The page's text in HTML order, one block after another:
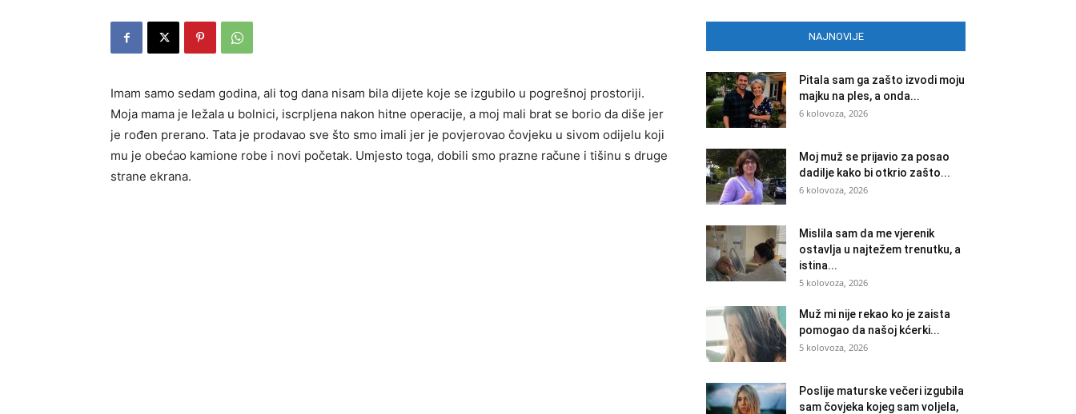
Imam samo sedam godina, ali tog dana nisam bila dijete koje se izgubilo u pogrešnoj prostoriji.
Moja mama je ležala u bolnici, iscrpljena nakon hitne operacije, a moj mali brat se borio da diše jer
je rođen prerano. Tata je prodavao sve što smo imali jer je povjerovao čovjeku u sivom odijelu koji
mu je obećao kamione robe i novi početak. Umjesto toga, dobili smo prazne račune i tišinu s druge
strane ekrana.
NAJNOVIJE
Pitala sam ga zašto izvodi moju
majku na ples, a onda...
6 kolovoza, 2026
Moj muž se prijavio za posao
dadilje kako bi otkrio zašto...
6 kolovoza, 2026
Mislila sam da me vjerenik
ostavlja u najtežem trenutku, a
istina...
5 kolovoza, 2026
Muž mi nije rekao ko je zaista
pomogao da našoj kćerki...
5 kolovoza, 2026
Poslije maturske večeri izgubila
sam čovjeka kojeg sam voljela,